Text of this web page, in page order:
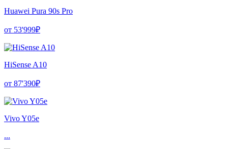
Huawei Pura 90s Pro
от 53'999₽
HiSense A10
от 87'390₽
Vivo Y05e
...